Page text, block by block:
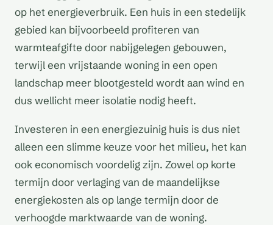
op het energieverbruik. Een huis in een stedelijk
gebied kan bijvoorbeeld profiteren van
warmteafgifte door nabijgelegen gebouwen,
terwijl een vrijstaande woning in een open
landschap meer blootgesteld wordt aan wind en
dus wellicht meer isolatie nodig heeft.
Investeren in een energiezuinig huis is dus niet
alleen een slimme keuze voor het milieu, het kan
ook economisch voordelig zijn. Zowel op korte
termijn door verlaging van de maandelijkse
energiekosten als op lange termijn door de
verhoogde marktwaarde van de woning.